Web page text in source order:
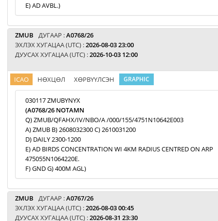
E) AD AVBL.)
ZMUB ДУГААР :A0768/26
ЭХЛЭХ ХУГАЦАА (UTC) :2026-08-03 23:00
ДУУСАХ ХУГАЦАА (UTC) :2026-10-03 12:00
ICAO НӨХЦӨЛ ХӨРВҮҮЛСЭН GRAPHIC
030117 ZMUBYNYX
(A0768/26 NOTAMN
Q) ZMUB/QFAHX/IV/NBO/A /000/155/4751N10642E003
A) ZMUB B) 2608032300 C) 2610031200
D) DAILY 2300-1200
E) AD BIRDS CONCENTRATION WI 4KM RADIUS CENTRED ON ARP
475055N1064220E.
F) GND G) 400M AGL)
ZMUB ДУГААР :A0767/26
ЭХЛЭХ ХУГАЦАА (UTC) :2026-08-03 00:45
ДУУСАХ ХУГАЦАА (UTC) :2026-08-31 23:30